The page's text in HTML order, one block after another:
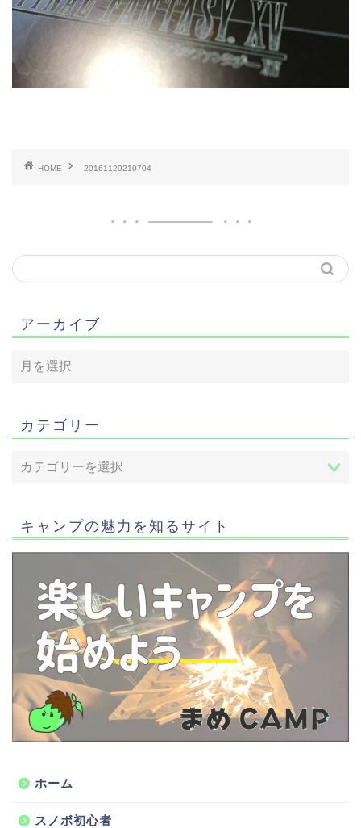
HOME 20161129210704
アーカイブ
カテゴリー
キャンプの魅力を知るサイト
ホーム
スノボ初心者